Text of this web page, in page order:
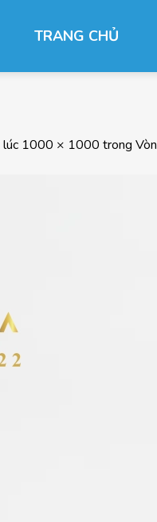
TRANG CHỦ
lúc 1000 × 1000 trong